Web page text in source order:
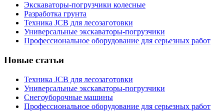
Экскаваторы-погрузчики колесные
Разработка грунта
Техника JCB для лесозаготовки
Универсальные экскаваторы-погрузчики
Профессиональное оборудование для серьезных работ
Новые статьи
Техника JCB для лесозаготовки
Универсальные экскаваторы-погрузчики
Снегоуборочные машины
Профессиональное оборудование для серьезных работ